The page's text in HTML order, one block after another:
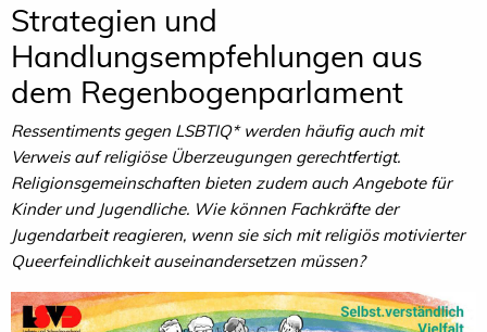
Strategien und
Handlungsempfehlungen aus
dem Regenbogenparlament
Ressentiments gegen LSBTIQ* werden häufig auch mit
Verweis auf religiöse Überzeugungen gerechtfertigt.
Religionsgemeinschaften bieten zudem auch Angebote für
Kinder und Jugendliche. Wie können Fachkräfte der
Jugendarbeit reagieren, wenn sie sich mit religiös motivierter
Queerfeindlichkeit auseinandersetzen müssen?